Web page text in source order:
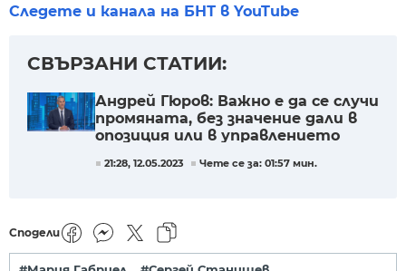
Следете и канала на БНТ в YouTube
СВЪРЗАНИ СТАТИИ:
Андрей Гюров: Важно е да се случи
промяната, без значение дали в
опозиция или в управлението
21:28, 12.05.2023 Чете се за: 01:57 мин.
Сподели